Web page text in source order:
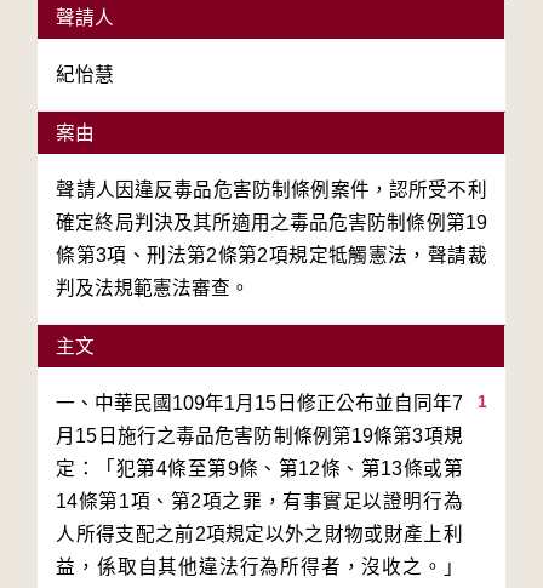
聲請人
紀怡慧
案由
聲請人因違反毒品危害防制條例案件，認所受不利
確定終局判決及其所適用之毒品危害防制條例第19
條第3項、刑法第2條第2項規定牴觸憲法，聲請裁
判及法規範憲法審查。
主文
1
一、中華民國109年1月15日修正公布並自同年7
月15日施行之毒品危害防制條例第19條第3項規
定：「犯第4條至第9條、第12條、第13條或第
14條第1項、第2項之罪，有事實足以證明行為
人所得支配之前2項規定以外之財物或財產上利
益，係取自其他違法行為所得者，沒收之。」